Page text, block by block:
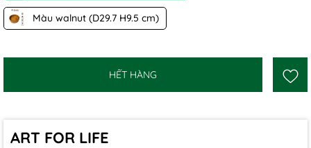
Màu walnut (D29.7 H9.5 cm)
HẾT HÀNG
ART FOR LIFE